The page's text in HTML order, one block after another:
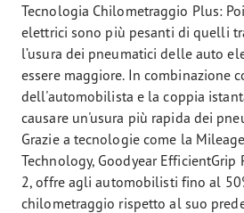
Tecnologia Chilometraggio Plus:
elettrici sono più pesanti di quelli
l’usura dei pneumatici delle auto
essere maggiore. In combinazione
dell'automobilista e la coppia
causare un'usura più rapida dei
Grazie a tecnologie come la
Technology, Goodyear EfficientGrip
2, offre agli automobilisti fino al
chilometraggio rispetto al suo